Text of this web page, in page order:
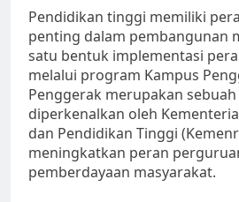
Pendidikan tinggi memiliki
penting dalam pembangunan
satu bentuk implementasi
melalui program Kampus
Penggerak merupakan
diperkenalkan oleh
dan Pendidikan Tinggi
meningkatkan peran
pemberdayaan masyarakat.